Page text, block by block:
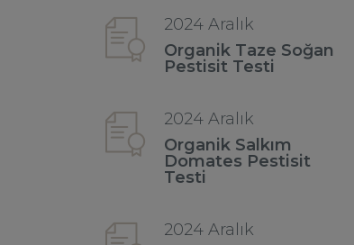
2024 Aralık
Organik Taze Soğan
Pestisit Testi
2024 Aralık
Organik Salkım
Domates Pestisit
Testi
2024 Aralık